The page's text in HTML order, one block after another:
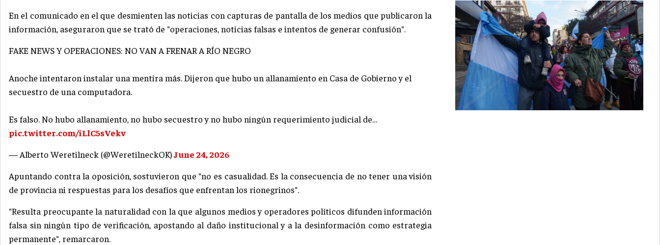
En el comunicado en el que desmienten las noticias con capturas de pantalla de los medios que publicaron la
información, aseguraron que se trató de "operaciones, noticias falsas e intentos de generar confusión".
FAKE NEWS Y OPERACIONES: NO VAN A FRENAR A RÍO NEGRO
Anoche intentaron instalar una mentira más. Dijeron que hubo un allanamiento en Casa de Gobierno y el
secuestro de una computadora.
Es falso. No hubo allanamiento, no hubo secuestro y no hubo ningún requerimiento judicial de…
pic.twitter.com/iLlC5sVekv
— Alberto Weretilneck (@WeretilneckOK)June 24, 2026
Apuntando contra la oposición, sostuvieron que "no es casualidad. Es la consecuencia de no tener una visión
de provincia ni respuestas para los desafíos que enfrentan los rionegrinos".
"Resulta preocupante la naturalidad con la que algunos medios y operadores políticos difunden información
falsa sin ningún tipo de verificación, apostando al daño institucional y a la desinformación como estrategia
permanente", remarcaron.